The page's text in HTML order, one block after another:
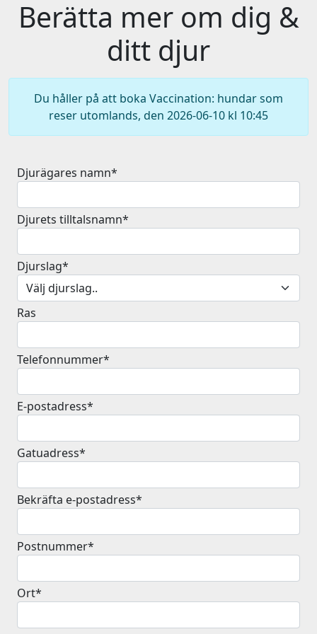
Berätta mer om dig &
ditt djur
Du håller på att boka Vaccination: hundar som
reser utomlands, den 2026-06-10 kl 10:45
Djurägares namn*
Djurets tilltalsnamn*
Djurslag*
Ras
Telefonnummer*
E-postadress*
Gatuadress*
Bekräfta e-postadress*
Postnummer*
Ort*